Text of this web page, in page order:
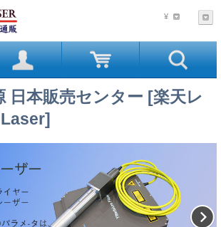
¥
日本販売センター [楽天レ